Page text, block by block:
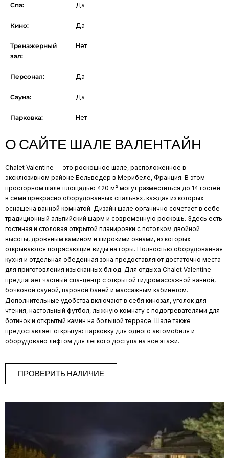
Спа: Да
Кино: Да
Тренажерный
зал:
Нет
Персонал: Да
Сауна: Да
Парковка: Нет
О САЙТЕ ШАЛЕ ВАЛЕНТАЙН
Chalet Valentine — это роскошное шале, расположенное в
эксклюзивном районе Бельведер в Мерибеле, Франция. В этом
просторном шале площадью 420 м² могут разместиться до 14 гостей
в семи прекрасно оборудованных спальнях, каждая из которых
оснащена ванной комнатой. Дизайн шале органично сочетает в себе
традиционный альпийский шарм и современную роскошь. Здесь есть
гостиная и столовая открытой планировки с потолком двойной
высоты, дровяным камином и широкими окнами, из которых
открываются потрясающие виды на горы. Полностью оборудованная
кухня и отдельная обеденная зона предоставляют достаточно места
для приготовления изысканных блюд. Для отдыха Chalet Valentine
предлагает частный спа-центр с открытой гидромассажной ванной,
бочковой сауной, паровой баней и массажным кабинетом.
Дополнительные удобства включают в себя кинозал, уголок для
чтения, настольный футбол, лыжную комнату с подогревателями для
ботинок и открытый камин на большой террасе. Шале также
предоставляет открытую парковку для одного автомобиля и
оборудовано лифтом для легкого доступа на все этажи.
ПРОВЕРИТЬ НАЛИЧИЕ